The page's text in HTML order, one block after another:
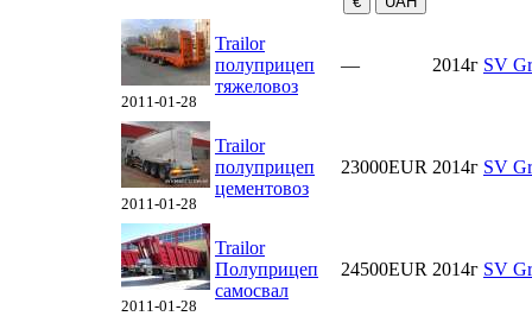
2011-01-28
Trailor
полуприцеп
тяжеловоз
— 2014г SV
2011-01-28
Trailor
полуприцеп
цементовоз
23000EUR 2014г SV
2011-01-28
Trailor
Полуприцеп
самосвал
24500EUR 2014г SV